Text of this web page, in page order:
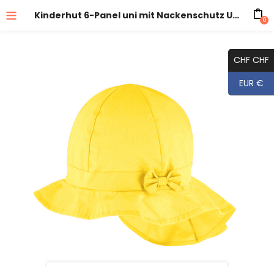
Kinderhut 6-Panel uni mit Nackenschutz UV-Schutz GOTS 0
CHF CHF
EUR €